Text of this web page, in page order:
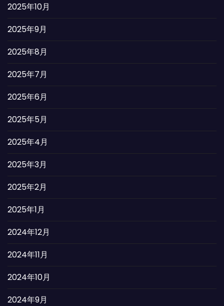
2025年10月
2025年9月
2025年8月
2025年7月
2025年6月
2025年5月
2025年4月
2025年3月
2025年2月
2025年1月
2024年12月
2024年11月
2024年10月
2024年9月